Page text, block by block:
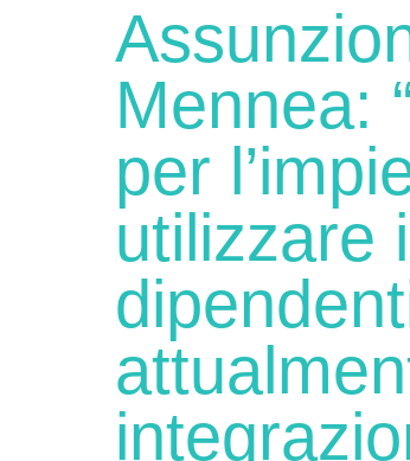
Mennea:
per
utilizzare i